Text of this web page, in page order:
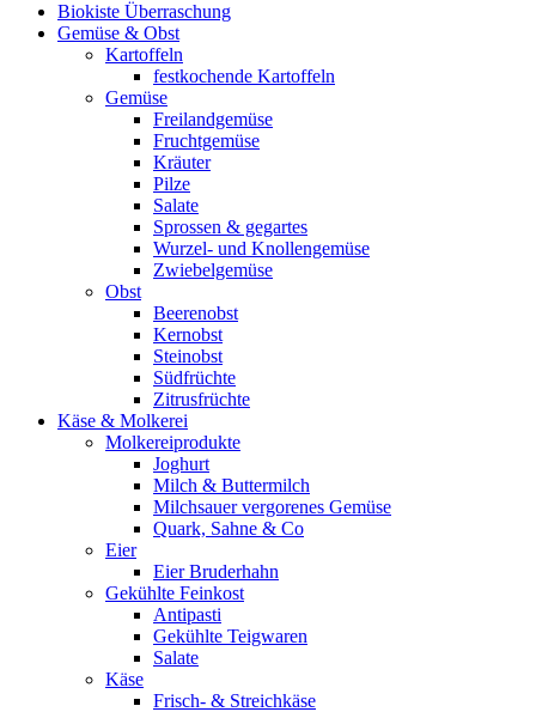
Biokiste Überraschung
Gemüse & Obst
Kartoffeln
festkochende Kartoffeln
Gemüse
Freilandgemüse
Fruchtgemüse
Kräuter
Pilze
Salate
Sprossen & gegartes
Wurzel- und Knollengemüse
Zwiebelgemüse
Obst
Beerenobst
Kernobst
Steinobst
Südfrüchte
Zitrusfrüchte
Käse & Molkerei
Molkereiprodukte
Joghurt
Milch & Buttermilch
Milchsauer vergorenes Gemüse
Quark, Sahne & Co
Eier
Eier Bruderhahn
Gekühlte Feinkost
Antipasti
Gekühlte Teigwaren
Salate
Käse
Frisch- & Streichkäse